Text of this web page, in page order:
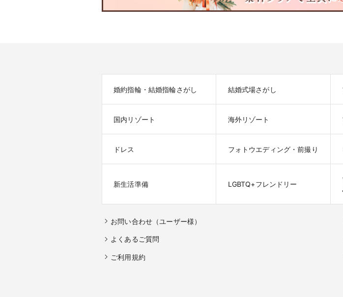
婚約指輪・結婚指輪さがし 結婚式場さがし
国内リゾート 海外リゾート
ドレス フォトウエディング・前撮り
新生活準備 LGBTQ+フレンドリー
お問い合わせ（ユーザー様）
よくあるご質問
ご利用規約